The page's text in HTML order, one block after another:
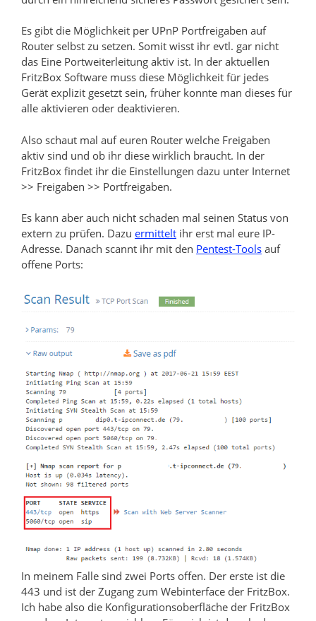
Es gibt die Möglichkeit per UPnP Portfreigaben auf
Router selbst zu setzen. Somit wisst ihr evtl. gar nicht
das Eine Portweiterleitung aktiv ist. In der aktuellen
FritzBox Software muss diese Möglichkeit für jedes
Gerät explizit gesetzt sein, früher konnte man dieses für
alle aktivieren oder deaktivieren.
Also schaut mal auf euren Router welche Freigaben
aktiv sind und ob ihr diese wirklich braucht. In der
FritzBox findet ihr die Einstellungen dazu unter Internet
>> Freigaben >> Portfreigaben.
Es kann aber auch nicht schaden mal seinen Status von
extern zu prüfen. Dazu ermittelt ihr erst mal eure IP-
Adresse. Danach scannt ihr mit den Pentest-Tools auf
offene Ports:
In meinem Falle sind zwei Ports offen. Der erste ist die
443 und ist der Zugang zum Webinterface der FritzBox.
Ich habe also die Konfigurationsoberfläche der FritzBox